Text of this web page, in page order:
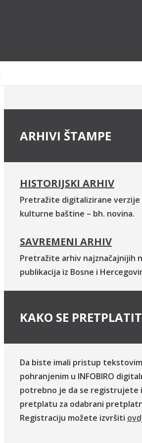
ARHIVI ŠTAMPE
HISTORIJSKI ARHIV
Pretražite digitalizirane verzije
kulturne baštine – bh. novina.
SAVREMENI ARHIV
Pretražite arhiv najznačajnijih
publikacija iz Bosne i
KAKO SE
Da biste imali pristup
pohranjenim u INFOBIRO
potrebno je da se registrujete
pretplatu za odabrani
Registraciju možete izvršiti